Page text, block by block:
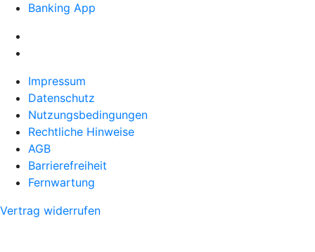
Banking App
Impressum
Datenschutz
Nutzungsbedingungen
Rechtliche Hinweise
AGB
Barrierefreiheit
Fernwartung
Vertrag widerrufen